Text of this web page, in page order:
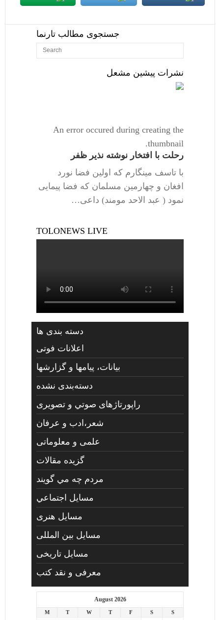
جستجوی مطالب تارنما
نشرات پیشین مشعل
An error occured during creating the
thumbnail.
رحلت با افتخار نوشته نذیر ظفر
با تاسف مینگارم که اولین فضا نورد
افغان و چهارمین مسلمان که فضا پیمایی
نمود ( عبد الاحد مومند) داعی…
TOLONEWS LIVE
دسته بندی ها
اعلانات فوتی
بیانات، پیامها و گزارشها
دسته‌بندی نشده
راپورتاژهای صوتي و تصويری
شعر،ادب و عرفان
علمی و معلوماتی
گزیده مقالات
مردم چه مي گويند
مسايل اجتماعي
مسايل هنری
مسایل بین المللی
مسایل تاریخی
معرفی و نقد کتب
August 2026
M T W T F S S